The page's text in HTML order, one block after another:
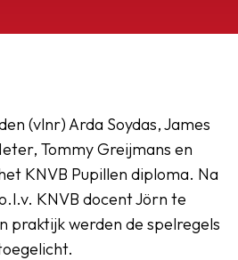
(vlnr) Arda Soydas, James
Tommy Greijmans en
KNVB Pupillen diploma. Na
KNVB docent Jörn te
praktijk werden de spelregels